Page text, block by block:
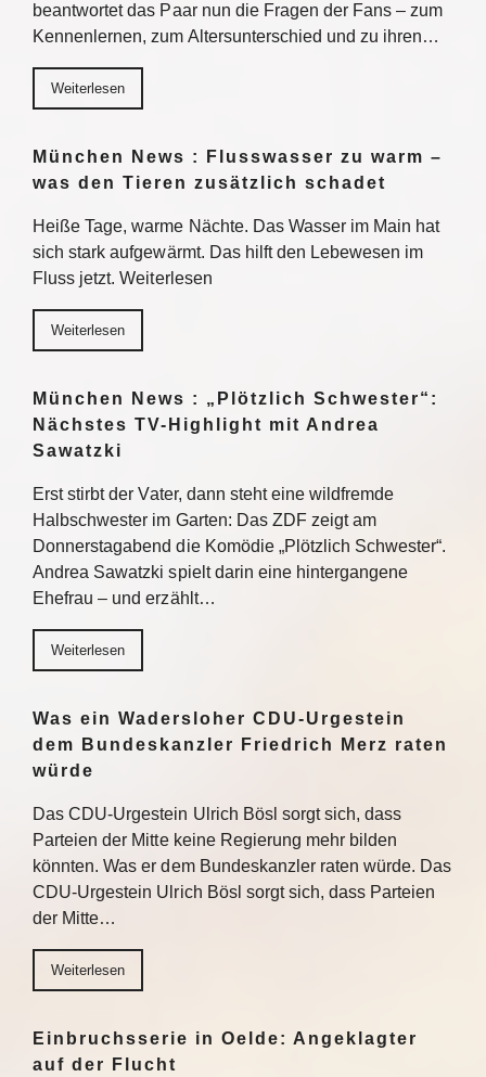
beantwortet das Paar nun die Fragen der Fans – zum
Kennenlernen, zum Altersunterschied und zu ihren…
Weiterlesen
München News : Flusswasser zu warm –
was den Tieren zusätzlich schadet
Heiße Tage, warme Nächte. Das Wasser im Main hat
sich stark aufgewärmt. Das hilft den Lebewesen im
Fluss jetzt. Weiterlesen
Weiterlesen
München News : „Plötzlich Schwester“:
Nächstes TV-Highlight mit Andrea
Sawatzki
Erst stirbt der Vater, dann steht eine wildfremde
Halbschwester im Garten: Das ZDF zeigt am
Donnerstagabend die Komödie „Plötzlich Schwester“.
Andrea Sawatzki spielt darin eine hintergangene
Ehefrau – und erzählt…
Weiterlesen
Was ein Wadersloher CDU-Urgestein
dem Bundeskanzler Friedrich Merz raten
würde
Das CDU-Urgestein Ulrich Bösl sorgt sich, dass
Parteien der Mitte keine Regierung mehr bilden
könnten. Was er dem Bundeskanzler raten würde. Das
CDU-Urgestein Ulrich Bösl sorgt sich, dass Parteien
der Mitte…
Weiterlesen
Einbruchsserie in Oelde: Angeklagter
auf der Flucht